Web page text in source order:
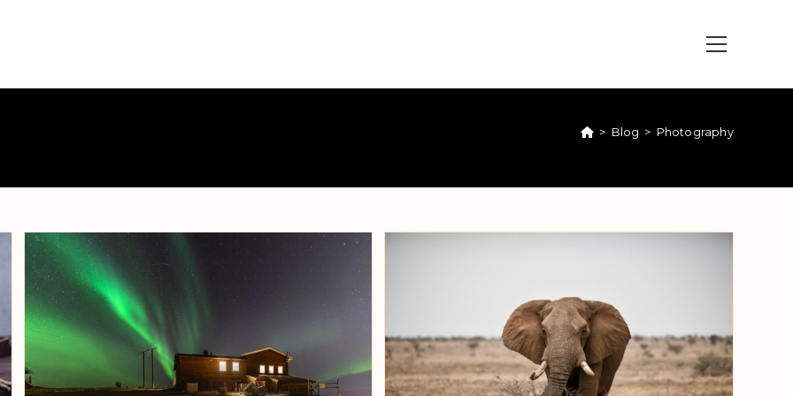
View
> Blog > Photography